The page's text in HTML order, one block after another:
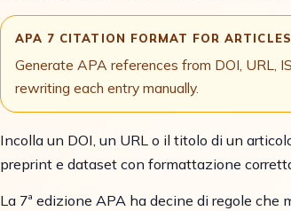
APA 7 CITATION FORMAT FOR
Generate APA references from DOI, URL,
rewriting each entry manually.
Incolla un DOI, un URL o il titolo di un
preprint e dataset con formattazione
La 7ª edizione APA ha decine di regole